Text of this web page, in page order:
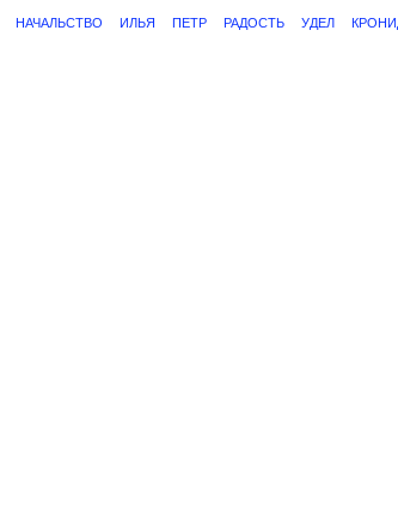
НАЧАЛЬСТВО ИЛЬЯ ПЕТР РАДОСТЬ УДЕЛ